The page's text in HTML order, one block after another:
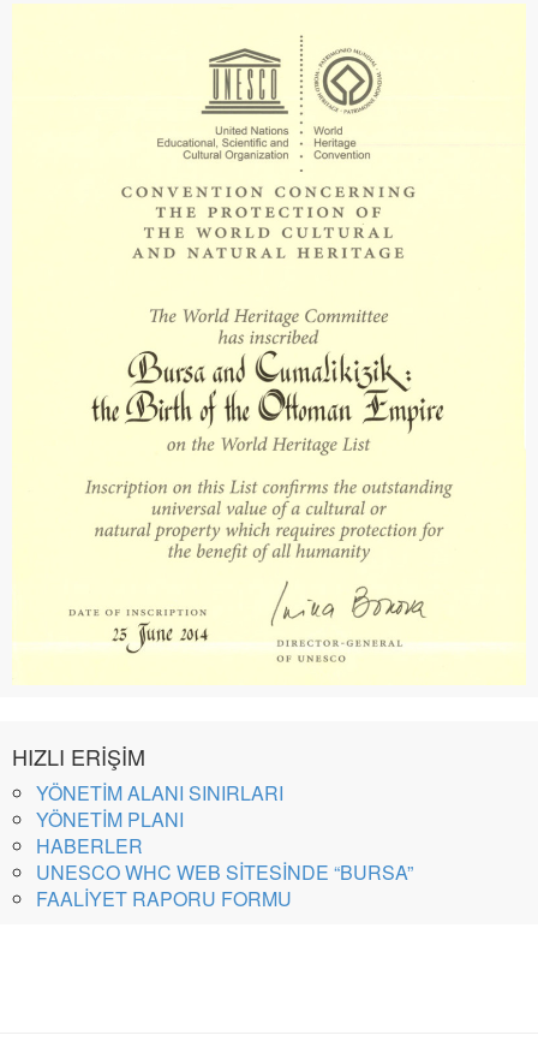
HIZLI ERİŞİM
YÖNETİM ALANI SINIRLARI
YÖNETİM PLANI
HABERLER
UNESCO WHC WEB SİTESİNDE “BURSA”
FAALİYET RAPORU FORMU